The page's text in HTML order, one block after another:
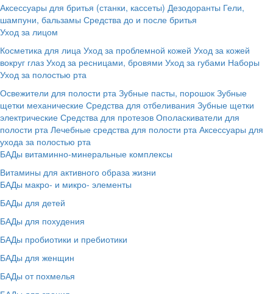
Аксессуары для бритья (станки, кассеты) Дезодоранты Гели,
шампуни, бальзамы Средства до и после бритья
Уход за лицом
Косметика для лица Уход за проблемной кожей Уход за кожей
вокруг глаз Уход за ресницами, бровями Уход за губами Наборы
Уход за полостью рта
Освежители для полости рта Зубные пасты, порошок Зубные
щетки механические Средства для отбеливания Зубные щетки
электрические Средства для протезов Ополаскиватели для
полости рта Лечебные средства для полости рта Аксессуары для
ухода за полостью рта
БАДы витаминно-минеральные комплексы
Витамины для активного образа жизни
БАДы макро- и микро- элементы
БАДы для детей
БАДы для похудения
БАДы пробиотики и пребиотики
БАДы для женщин
БАДы от похмелья